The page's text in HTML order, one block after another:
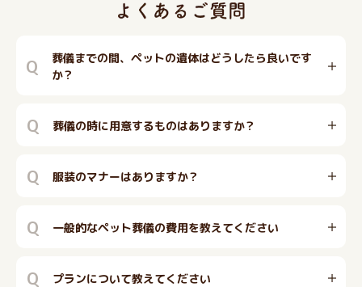
Q
葬儀までの間、ペットの遺体はどうしたら良いです
か？
Q 葬儀の時に用意するものはありますか？
Q 服装のマナーはありますか？
Q 一般的なペット葬儀の費用を教えてください
Q プランについて教えてください